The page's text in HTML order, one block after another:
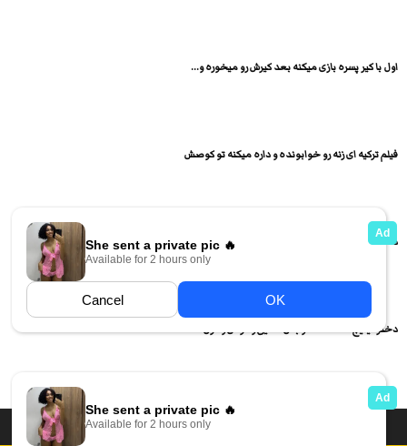
اول با کیر پسره بازی میکنه بعد کیرش رو میخوره و...
فیلم ترکیه ای زنه رو خوابونده و داره میکنه تو کوصش
دختره لنگاش رو باز کرده و کوصش رو میماله و انگشت...
دختر تینیج لخت شده و بدن نمایی و کوص و کون...